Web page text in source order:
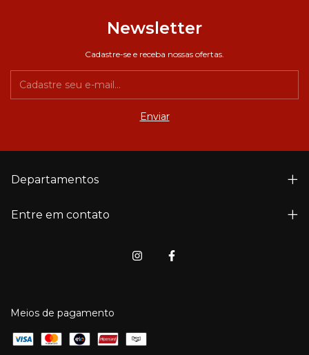
Newsletter
Cadastre-se e receba nossas ofertas.
Departamentos
Entre em contato
Meios de pagamento